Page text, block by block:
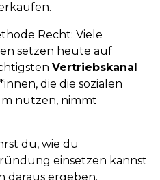
Recht: Viele
setzen heute auf
Vertriebskanal
die die sozialen
nutzen, nimmt
du, wie du
einsetzen kannst
daraus ergeben.